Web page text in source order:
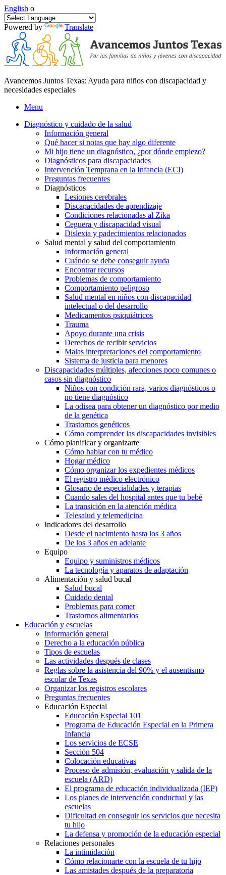
English o
Powered by Translate
Avancemos Juntos Texas: Ayuda para niños con discapacidad y
necesidades especiales
Menu
Diagnóstico y cuidado de la salud
Información general
Qué hacer si notas que hay algo diferente
Mi hijo tiene un diagnóstico, ¿por dónde empiezo?
Diagnósticos para discapacidades
Intervención Temprana en la Infancia (ECI)
Preguntas frecuentes
Diagnósticos
Lesiones cerebrales
Discapacidades de aprendizaje
Condiciones relacionadas al Zika
Ceguera y discapacidad visual
Dislexia y padecimientos relacionados
Salud mental y salud del comportamiento
Información general
Cuándo se debe conseguir ayuda
Encontrar recursos
Problemas de comportamiento
Comportamiento peligroso
Salud mental en niños con discapacidad
intelectual o del desarrollo
Medicamentos psiquiátricos
Trauma
Apoyo durante una crisis
Derechos de recibir servicios
Malas interpretaciones del comportamiento
Sistema de justicia para menores
Discapacidades múltiples, afecciones poco comunes o
casos sin diagnóstico
Niños con condición rara, varios diagnósticos o
no tiene diagnóstico
La odisea para obtener un diagnóstico por medio
de la genética
Trastornos genéticos
Cómo comprender las discapacidades invisibles
Cómo planificar y organizarte
Cómo hablar con tu médico
Hogar médico
Cómo organizar los expedientes médicos
El registro médico electrónico
Glosario de especialidades y terapias
Cuando sales del hospital antes que tu bebé
La transición en la atención médica
Telesalud y telemedicina
Indicadores del desarrollo
Desde el nacimiento hasta los 3 años
De los 3 años en adelante
Equipo
Equipo y suministros médicos
La tecnología y aparatos de adaptación
Alimentación y salud bucal
Salud bucal
Cuidado dental
Problemas para comer
Trastornos alimentarios
Educación y escuelas
Información general
Derecho a la educación pública
Tipos de escuelas
Las actividades después de clases
Reglas sobre la asistencia del 90% y el ausentismo
escolar de Texas
Organizar los registros escolares
Preguntas frecuentes
Educación Especial
Educación Especial 101
Programa de Educación Especial en la Primera
Infancia
Los servicios de ECSE
Sección 504
Colocación educativas
Proceso de admisión, evaluación y salida de la
escuela (ARD)
El programa de educación individualizada (IEP)
Los planes de intervención conductual y las
escuelas
Dificultad en conseguir los servicios que necesita
tu hijo
La defensa y promoción de la educación especial
Relaciones personales
La intimidación
Cómo relacionarte con la escuela de tu hijo
Las amistades después de la preparatoria